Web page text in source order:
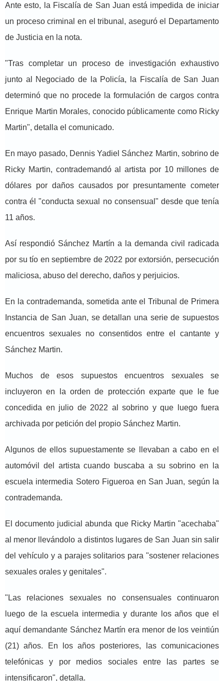
Ante esto, la Fiscalía de San Juan está impedida de iniciar
un proceso criminal en el tribunal, aseguró el Departamento
de Justicia en la nota.
"Tras completar un proceso de investigación exhaustivo
junto al Negociado de la Policía, la Fiscalía de San Juan
determinó que no procede la formulación de cargos contra
Enrique Martin Morales, conocido públicamente como Ricky
Martin", detalla el comunicado.
En mayo pasado, Dennis Yadiel Sánchez Martin, sobrino de
Ricky Martin, contrademandó al artista por 10 millones de
dólares por daños causados por presuntamente cometer
contra él "conducta sexual no consensual" desde que tenía
11 años.
Así respondió Sánchez Martín a la demanda civil radicada
por su tío en septiembre de 2022 por extorsión, persecución
maliciosa, abuso del derecho, daños y perjuicios.
En la contrademanda, sometida ante el Tribunal de Primera
Instancia de San Juan, se detallan una serie de supuestos
encuentros sexuales no consentidos entre el cantante y
Sánchez Martin.
Muchos de esos supuestos encuentros sexuales se
incluyeron en la orden de protección exparte que le fue
concedida en julio de 2022 al sobrino y que luego fuera
archivada por petición del propio Sánchez Martin.
Algunos de ellos supuestamente se llevaban a cabo en el
automóvil del artista cuando buscaba a su sobrino en la
escuela intermedia Sotero Figueroa en San Juan, según la
contrademanda.
El documento judicial abunda que Ricky Martin "acechaba"
al menor llevándolo a distintos lugares de San Juan sin salir
del vehículo y a parajes solitarios para "sostener relaciones
sexuales orales y genitales".
"Las relaciones sexuales no consensuales continuaron
luego de la escuela intermedia y durante los años que el
aquí demandante Sánchez Martín era menor de los veintiún
(21) años. En los años posteriores, las comunicaciones
telefónicas y por medios sociales entre las partes se
intensificaron", detalla.